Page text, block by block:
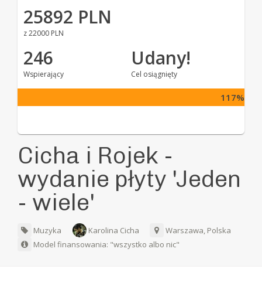
25892 PLN
z 22000 PLN
246
Wspierający
Udany!
Cel osiągnięty
117%
Cicha i Rojek -
wydanie płyty 'Jeden
- wiele'
Muzyka Karolina Cicha
Warszawa, Polska
Model finansowania: "wszystko albo nic"